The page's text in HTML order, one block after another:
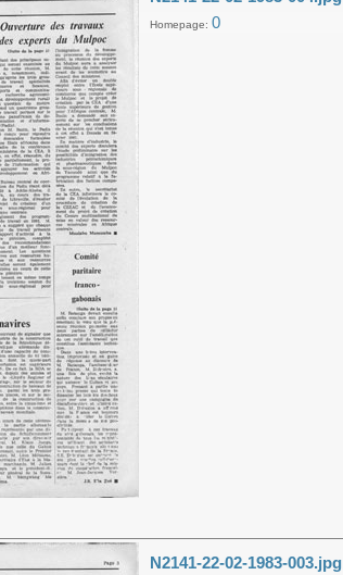
Homepage: 0
N2141-22-02-1983-003.jpg